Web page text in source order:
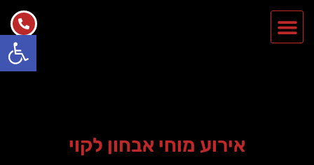
פתח
אירוע מוחי אבחון לקוי